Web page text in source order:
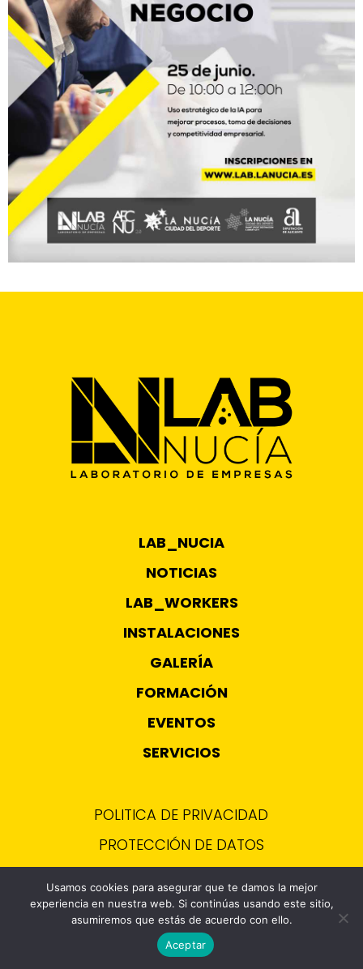
LAB_NUCIA
NOTICIAS
LAB_WORKERS
INSTALACIONES
GALERÍA
FORMACIÓN
EVENTOS
SERVICIOS
POLITICA DE PRIVACIDAD
PROTECCIÓN DE DATOS
Usamos cookies para asegurar que te damos la mejor
experiencia en nuestra web. Si continúas usando este sitio,
asumiremos que estás de acuerdo con ello.
Aceptar